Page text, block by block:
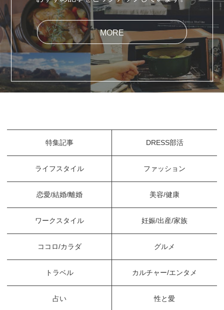
MORE
特集記事 DRESS部活
ライフスタイル ファッション
恋愛/結婚/離婚 美容/健康
ワークスタイル 妊娠/出産/家族
ココロ/カラダ グルメ
トラベル カルチャー/エンタメ
占い 性と愛